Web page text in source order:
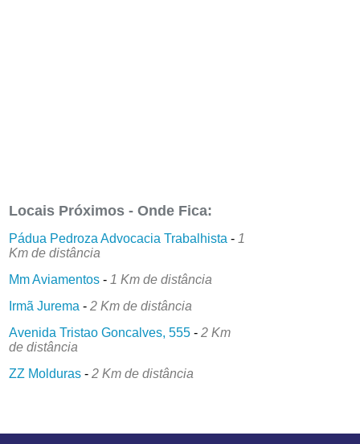
Locais Próximos - Onde Fica:
Pádua Pedroza Advocacia Trabalhista - 1
Km de distância
Mm Aviamentos - 1 Km de distância
Irmã Jurema -2 Km de distância
Avenida Tristao Goncalves, 555 -2 Km
de distância
ZZ Molduras -2 Km de distância